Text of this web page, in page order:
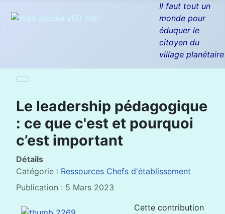
Il faut tout un
monde pour
éduquer le
citoyen du
village planétaire
Le leadership pédagogique
: ce que c'est et pourquoi
c’est important
Détails
Catégorie : Ressources Chefs d'établissement
Publication : 5 Mars 2023
Cette contribution